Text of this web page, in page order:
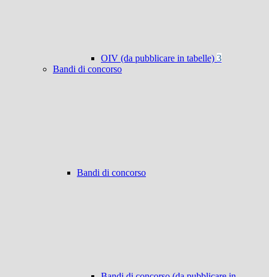
OIV (da pubblicare in tabelle) 3
Bandi di concorso
Bandi di concorso